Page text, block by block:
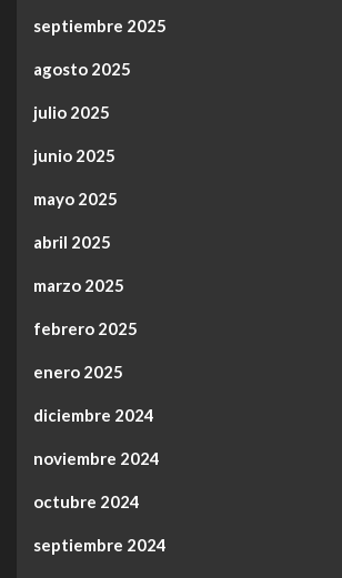
septiembre 2025
agosto 2025
julio 2025
junio 2025
mayo 2025
abril 2025
marzo 2025
febrero 2025
enero 2025
diciembre 2024
noviembre 2024
octubre 2024
septiembre 2024